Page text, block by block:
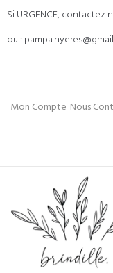
Si URGENCE, contactez
ou :
Mon Compte Nous